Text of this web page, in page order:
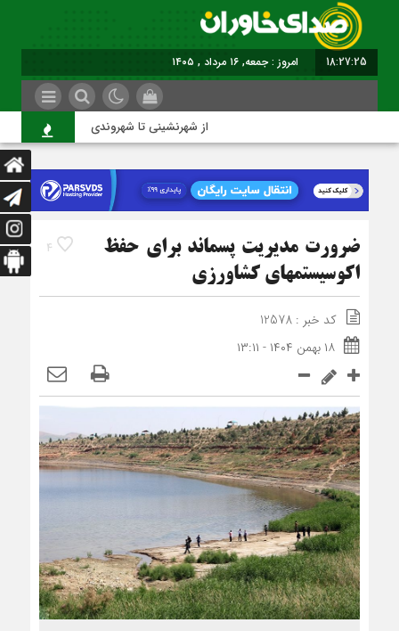
18:27:25 امروز : جمعه, ۱۶ مرداد , ۱۴۰۵
از شهرنشینی تا شهروندی
4
ضرورت مديريت پسماند براي حفظ
اکوسيستمهاي کشاورزي
کد خبر : 12578
۱۸ بهمن ۱۴۰۴ - ۱۳:۱۱